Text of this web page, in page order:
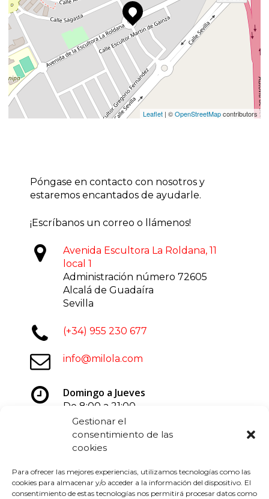
Gestionar el
consentimiento de las
cookies
Para ofrecer las mejores experiencias, utilizamos tecnologías como las
cookies para almacenar y/o acceder a la información del dispositivo. El
consentimiento de estas tecnologías nos permitirá procesar datos como
Leaflet | ©OpenStreetMapcontributors
Póngase en contacto con nosotros y
estaremos encantados de ayudarle.
¡Escríbanos un correo o llámenos!
Avenida Escultora La Roldana, 11
local 1
Administración número 72605
Alcalá de Guadaíra
Sevilla
(+34) 955 230 677
info@milola.com
Domingo a Jueves
De 8:00 a 21:00
Viernes y Sábados
De 8:00 a 22:00